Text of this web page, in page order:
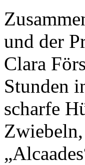
und der
Clara
Stunden
scharfe